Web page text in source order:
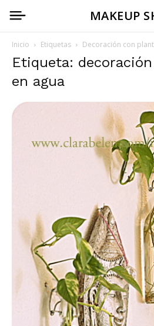
MAKEUP
Inicio Etiquetas Decoración con
Etiqueta:
en agua